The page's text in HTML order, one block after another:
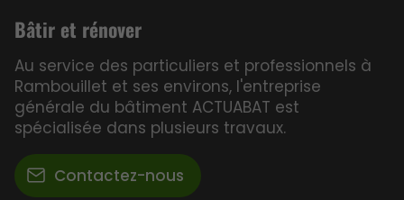
Bâtir et rénover
Au service des particuliers et professionnels à
Rambouillet et ses environs, l'entreprise
générale du bâtiment ACTUABAT est
spécialisée dans plusieurs travaux.
Contactez-nous